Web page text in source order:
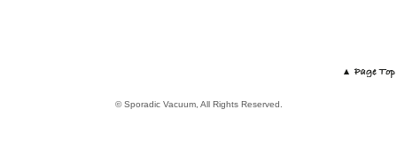
© Sporadic Vacuum, All Rights Reserved.